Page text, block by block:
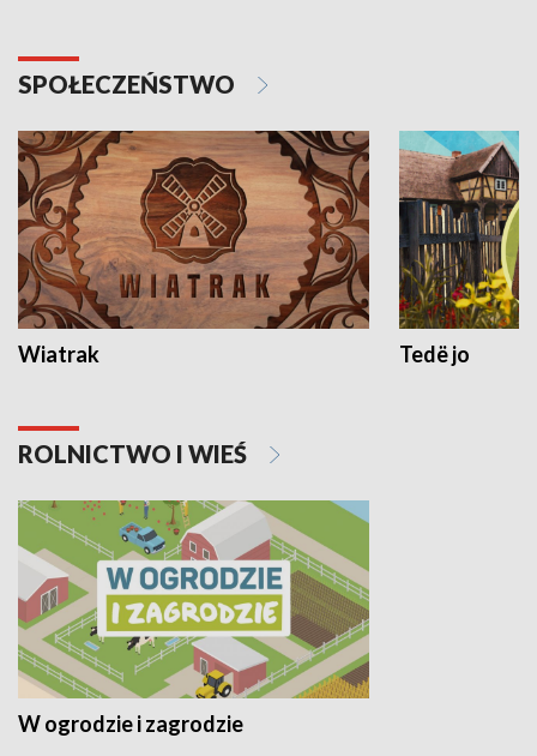
SPOŁECZEŃSTWO
Wiatrak Tedë jo
ROLNICTWO I WIEŚ
W ogrodzie i zagrodzie